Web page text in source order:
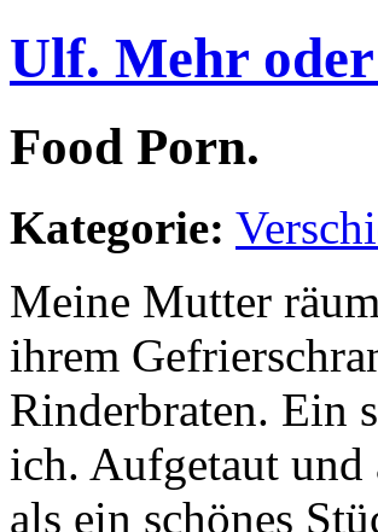
Ulf. Mehr
Food Porn.
Kategorie:
Meine Mutter
ihrem
Rinderbraten. Ein
ich. Aufgetaut und
als ein schönes